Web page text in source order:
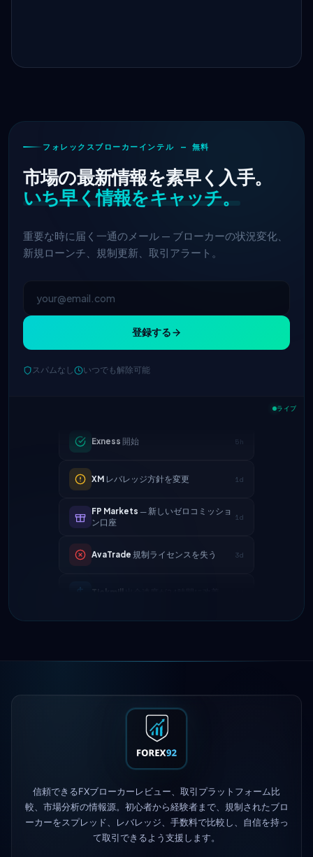
フォレックスブローカーインテル — 無料
市場の最新情報を素早く入手。
いち早く情報をキャッチ。
重要な時に届く一通のメール — ブローカーの状況変化、
新規ローンチ、規制更新、取引アラート。
登録する
スパムなし いつでも解除可能
ライブ
小 → 0.1ピップス
XMレバレッジ方針を変更 1d
FP Markets — 新しいゼロコミッショ
1d
AvaTrade 3d
Tickmill出金速度が24時間に改善 4d
IC Markets
信頼できるFXブローカーレビュー、取引プラットフォーム比
較、市場分析の情報源。初心者から経験者まで、規制されたブロ
ーカーをスプレッド、レバレッジ、手数料で比較し、自信を持っ
て取引できるよう支援します。